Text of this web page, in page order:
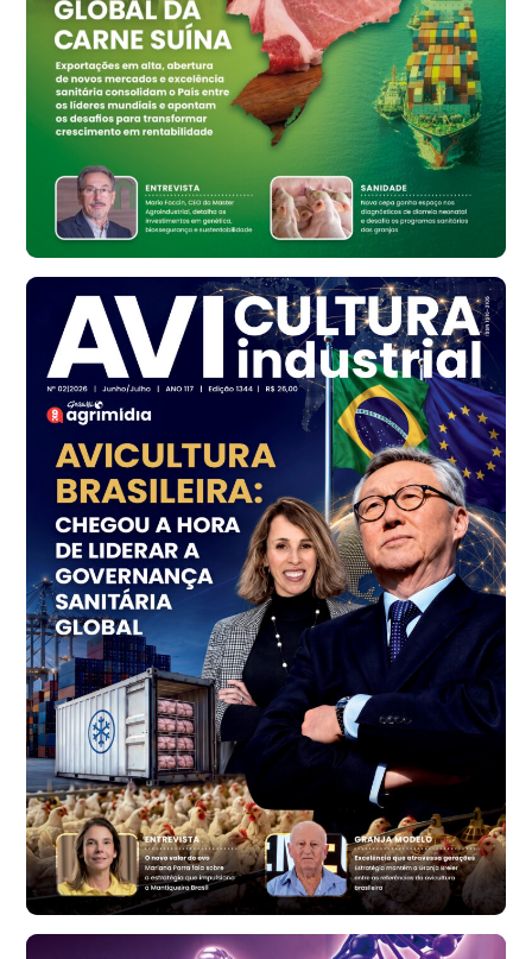
Ovo Branco - Regional
Bastos (SP)
R$ 134,42
cx
Bastos (SP)
R$ 148,56
cx
Frango - Indicador
R$ 7,16
kg
Frango - Indicador
SP
R$ 7,18
kg
Trigo Atacado - Regional
PR
R$ 1.414,46
t
Trigo Atacado - Regional
RS
R$ 1.314,61
t
Ovo Vermelho - Regional
Vermelho
R$ 171,61
cx
Ovo Branco - Regional
Santa Maria do Jetibá (ES)